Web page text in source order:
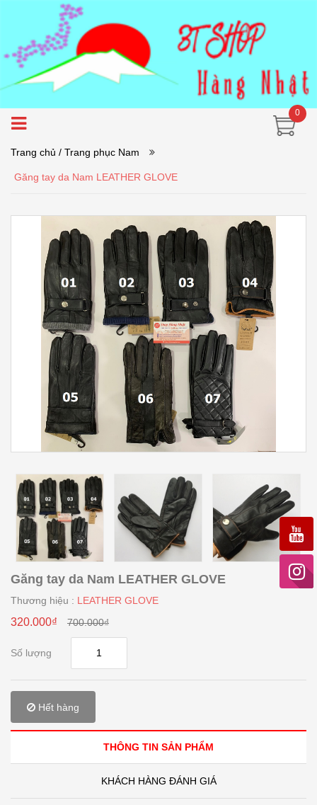
0
Trang chủ / Trang phục Nam
Găng tay da Nam LEATHER GLOVE
Găng tay da Nam LEATHER GLOVE
Thương hiệu : LEATHER GLOVE
320.000₫ 700.000₫
Số lượng
Hết hàng
THÔNG TIN SẢN PHẨM
KHÁCH HÀNG ĐÁNH GIÁ